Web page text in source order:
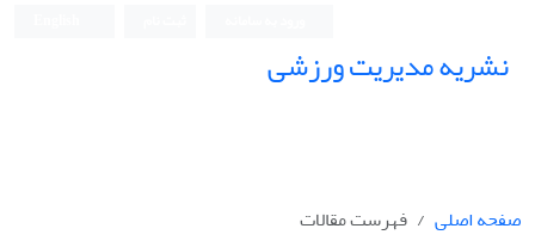
نشریه مدیریت ورزشی
صفحه اصلی
فهرست مقالات